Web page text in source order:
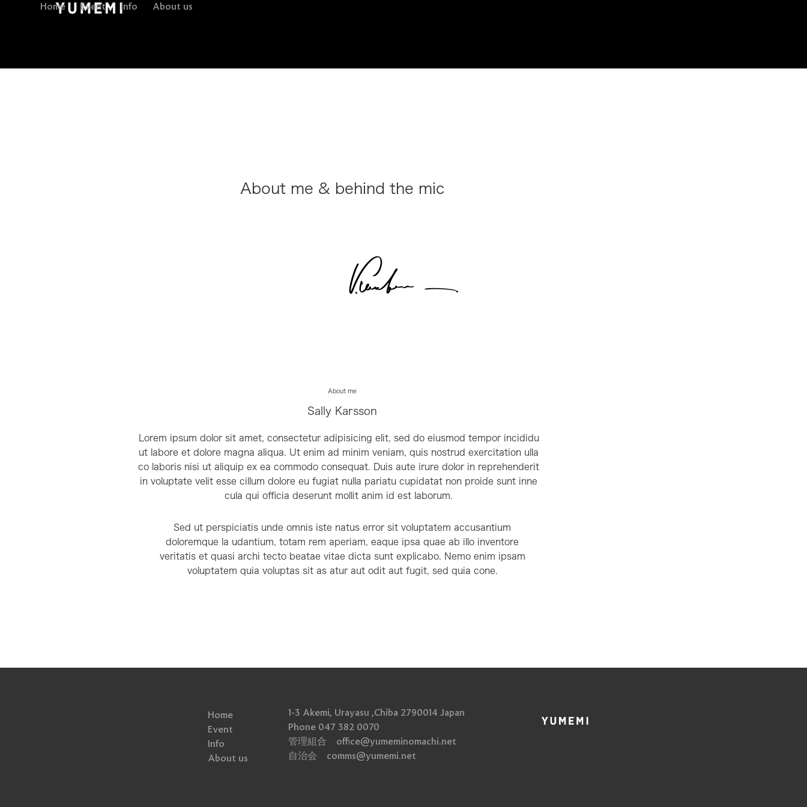
Home Event Info About us
About me & behind the mic
About me
Sally Karsson
Lorem ipsum dolor sit amet, consectetur adipisicing elit, sed do eiusmod tempor incididu
ut labore et dolore magna aliqua. Ut enim ad minim veniam, quis nostrud exercitation ulla
co laboris nisi ut aliquip ex ea commodo consequat. Duis aute irure dolor in reprehenderit
in voluptate velit esse cillum dolore eu fugiat nulla pariatu cupidatat non proide sunt inne
cula qui officia deserunt mollit anim id est laborum.
Sed ut perspiciatis unde omnis iste natus error sit voluptatem accusantium
doloremque la udantium, totam rem aperiam, eaque ipsa quae ab illo inventore
veritatis et quasi archi tecto beatae vitae dicta sunt explicabo. Nemo enim ipsam
voluptatem quia voluptas sit as atur aut odit aut fugit, sed quia cone.
Home
Event
Info
About us
1-3 Akemi, Urayasu ,Chiba 2790014 Japan
Phone 047 382 0070
管理組合 office@yumeminomachi.net
自治会 comms@yumemi.net